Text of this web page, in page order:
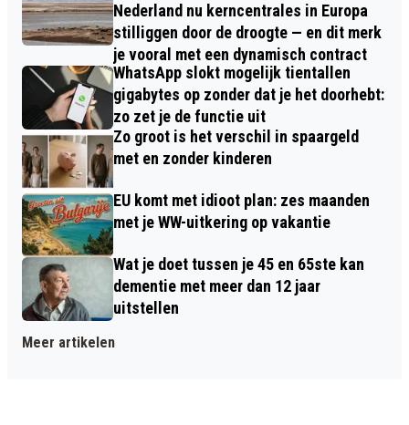
Nederland nu kerncentrales in Europa
stilliggen door de droogte — en dit merk
je vooral met een dynamisch contract
WhatsApp slokt mogelijk tientallen
gigabytes op zonder dat je het doorhebt:
zo zet je de functie uit
Zo groot is het verschil in spaargeld
met en zonder kinderen
EU komt met idioot plan: zes maanden
met je WW-uitkering op vakantie
Wat je doet tussen je 45 en 65ste kan
dementie met meer dan 12 jaar
uitstellen
Meer artikelen